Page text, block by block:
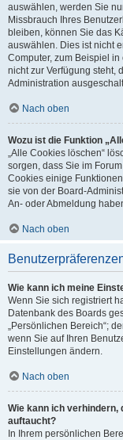
auswählen, werden Sie
Missbrauch Ihres
bleiben, können Sie das
auswählen. Dies ist nicht
Computer, zum Beispiel
nicht zur Verfügung steht,
Administration
Nach oben
Wozu ist die Funktion
„Alle Cookies löschen“
sorgen, dass Sie im
Cookies einige
sie von der Board-
An- oder Abmeldung
Nach oben
Wie kann ich meine
Wenn Sie sich registriert
Datenbank des Boards
„Persönlichen Bereich“;
wenn Sie auf Ihren
Einstellungen ändern.
Nach oben
Wie kann ich verhindern,
auftaucht?
In Ihrem persönlichen